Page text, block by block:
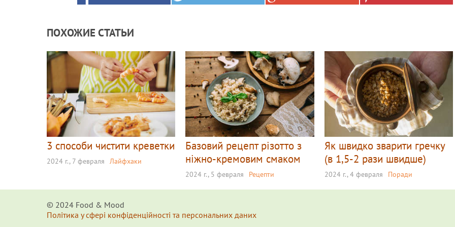
ПОХОЖИЕ СТАТЬИ
3 способи чистити креветки
2024 г., 7 февраля Лайфхаки
Базовий рецепт різотто з
ніжно-кремовим смаком
2024 г., 5 февраля Рецепти
Як швидко зварити гречку
(в 1,5-2 рази швидше)
2024 г., 4 февраля Поради
© 2024 Food & Мood
Політика у сфері конфіденційності та персональних даних